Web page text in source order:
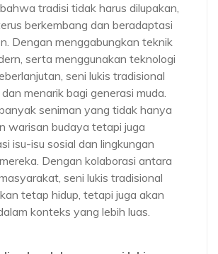
tradisi tidak harus dilupakan,
berkembang dan beradaptasi
Dengan menggabungkan teknik
serta menggunakan teknologi
seni lukis tradisional
menarik bagi generasi muda.
seniman yang tidak hanya
warisan budaya tetapi juga
isu-isu sosial dan lingkungan
Dengan kolaborasi antara
seni lukis tradisional
tetap hidup, tetapi juga akan
konteks yang lebih luas.